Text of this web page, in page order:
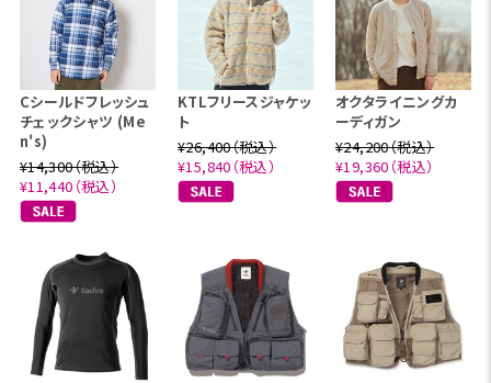
Cシールドフレッシュ
チェックシャツ (Me
n's)
¥14,300（税込）
¥11,440（税込）
KTLフリースジャケッ
ト
¥26,400（税込）
¥15,840（税込）
オクタライニングカ
ーディガン
¥24,200（税込）
¥19,360（税込）